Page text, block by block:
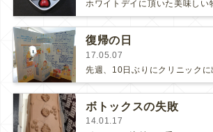
復帰の日
17.05.07
ボトックスの失敗
14.01.17